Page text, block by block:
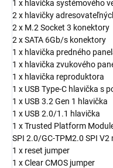
1 x hlavička systémového
2 x hlavičky
2 x M.2 Socket 3 konektory
2 x SATA 6Gb/s konektory
1 x hlavička predného
1 x hlavička zvukového
1 x hlavička reproduktora
1 x USB Type-C hlavička s
1 x USB 3.2 Gen 1 hlavička
1 x USB 2.0/1.1 hlavička
1 x Trusted Platform
SPI 2.0/GC-TPM2.0 SPI V2
1 x reset jumper
1 x Clear CMOS jumper